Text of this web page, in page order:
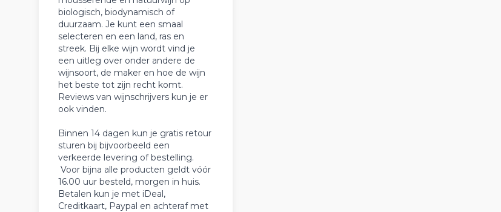
biologisch, biodynamisch of
duurzaam. Je kunt een smaal
selecteren en een land, ras en
streek. Bij elke wijn wordt vind je
een uitleg over onder andere de
wijnsoort, de maker en hoe de wijn
het beste tot zijn recht komt.
Reviews van wijnschrijvers kun je er
ook vinden.
Binnen 14 dagen kun je gratis retour
sturen bij bijvoorbeeld een
verkeerde levering of bestelling.
Voor bijna alle producten geldt vóór
16.00 uur besteld, morgen in huis.
Betalen kun je met iDeal,
Creditkaart, Paypal en achteraf met